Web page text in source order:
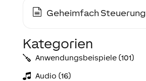
Geheimfach Steuerung
Kategorien
Anwendungs­­­beispiele (101)
Audio (16)